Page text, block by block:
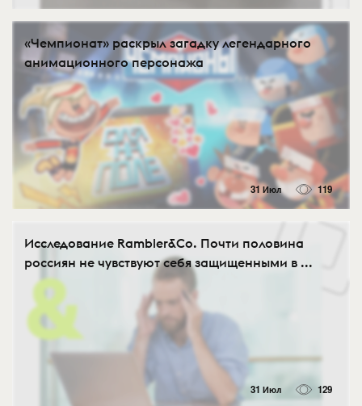
«Чемпионат» раскрыл загадку легендарного
анимационного персонажа
31 Июл 119
Исследование Rambler&Co. Почти половина
россиян не чувствуют себя защищенными в ...
31 Июл 129